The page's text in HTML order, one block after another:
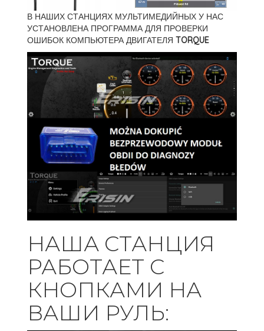
В НАШИХ СТАНЦИЯХ МУЛЬТИМЕДИЙНЫХ У НАС
УСТАНОВЛЕНА ПРОГРАММА ДЛЯ ПРОВЕРКИ
ОШИБОК КОМПЬЮТЕРА ДВИГАТЕЛЯ TORQUE
НАША СТАНЦИЯ
РАБОТАЕТ С
КНОПКАМИ НА
ВАШИ РУЛЬ: